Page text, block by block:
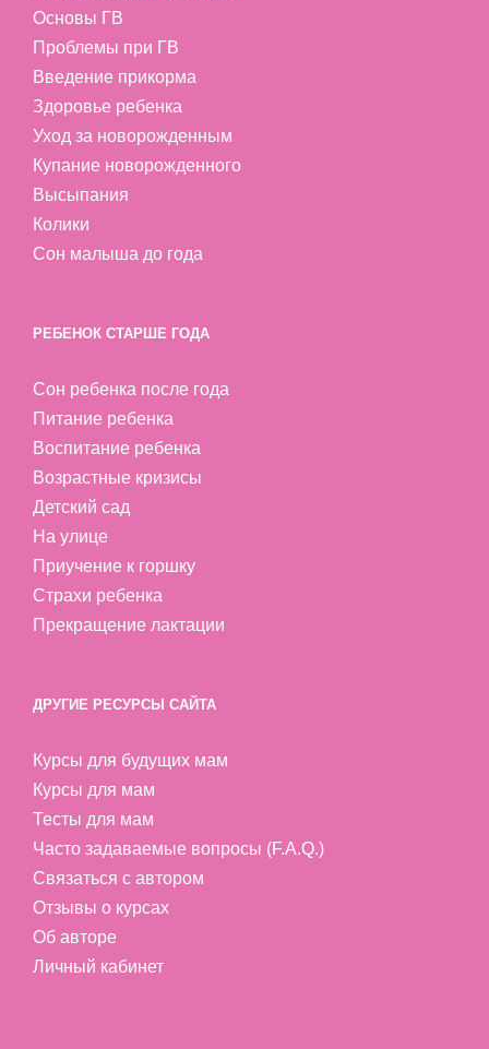
Основы ГВ
Проблемы при ГВ
Введение прикорма
Здоровье ребенка
Уход за новорожденным
Купание новорожденного
Высыпания
Колики
Сон малыша до года
РЕБЕНОК СТАРШЕ ГОДА
Сон ребенка после года
Питание ребенка
Воспитание ребенка
Возрастные кризисы
Детский сад
На улице
Приучение к горшку
Страхи ребенка
Прекращение лактации
ДРУГИЕ РЕСУРСЫ САЙТА
Курсы для будущих мам
Курсы для мам
Тесты для мам
Часто задаваемые вопросы (F.A.Q.)
Связаться с автором
Отзывы о курсах
Об авторе
Личный кабинет